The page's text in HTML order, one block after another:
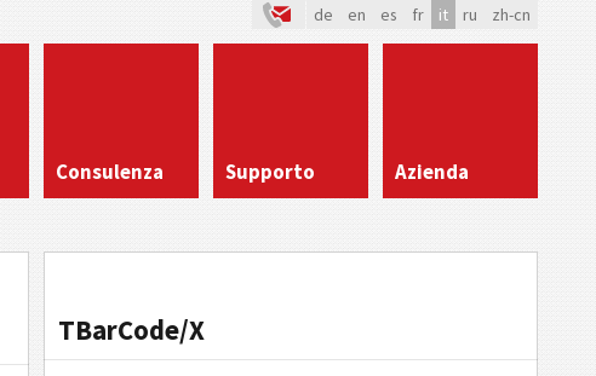
de en es fr it ru zh-cn
Consulenza Supporto Azienda
TBarCode/X